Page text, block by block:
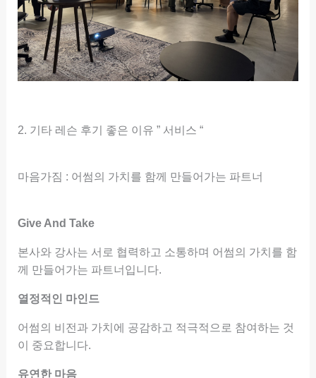
2. 기타 레슨 후기 좋은 이유 ” 서비스 “
마음가짐 : 어썸의 가치를 함께 만들어가는 파트너
Give And Take
본사와 강사는 서로 협력하고 소통하며 어썸의 가치를 함
께 만들어가는 파트너입니다.
열정적인 마인드
어썸의 비전과 가치에 공감하고 적극적으로 참여하는 것
이 중요합니다.
유연한 마음